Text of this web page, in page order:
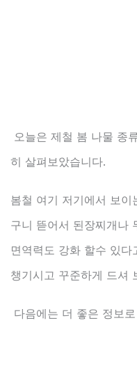
오늘은 제철 봄 나물 종
히 살펴보았습니다.
봄철 여기 저기에서 보
구니 뜯어서 된장찌개나
면역력도 강화 할수 있
챙기시고 꾸준하게 드셔
다음에는 더 좋은 정보